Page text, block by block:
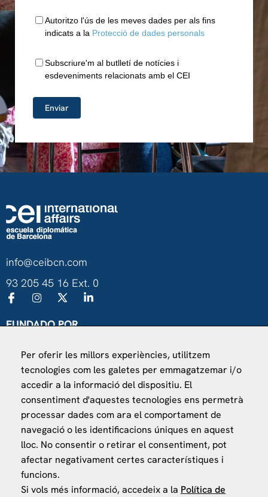
Autoritzo l'ús de les meves dades per als fins
indicats a la Protecció de dades personals
Subscriure'm al butlletí de notícies i
esdeveniments relacionats amb el CEI
info@ceibcn.com
93 205 45 16 Ext. 0
FUNDADO POR
Ministerio de Asuntos Exteriores, UE y Cooperación
Fundación "la Caixa"
VISÍTANOS
Finca Agustí Pedro Pons
Per oferir les millors experiències, utilitzem
tecnologies com les galetes per emmagatzemar i/o
accedir a la informació del dispositiu. El
consentiment d'aquestes tecnologies ens permetrà
processar dades com ara el comportament de
navegació o les identificacions úniques en aquest
lloc. No consentir o retirar el consentiment, pot
afectar negativament certes característiques i
funcions.
Si vols més informació, accedeix a la Política de